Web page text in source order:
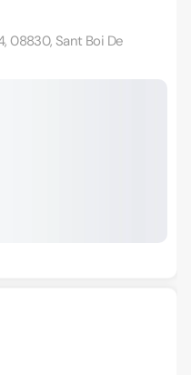
08830, Sant Boi De